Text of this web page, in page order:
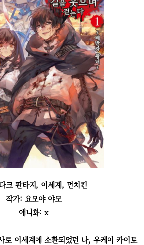
크 판타지, 이세계, 먼치킨
작가: 요모야 야모
애니화: x
로 이세계에 소환되었던 나, 우케이 카이토